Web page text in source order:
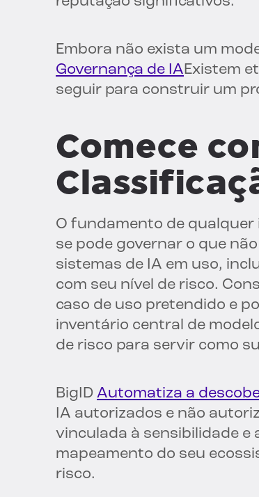
Embora não exista um
Governança de IAExistem
seguir para construir um
Comece
O fundamento de qualquer
se pode governar o que
sistemas de IA em uso,
com seu nível de risco.
caso de uso pretendido e
inventário central de
de risco para servir como
BigID Automatiza a
IA autorizados e não
vinculada à sensibilidade e
mapeamento do seu
risco.